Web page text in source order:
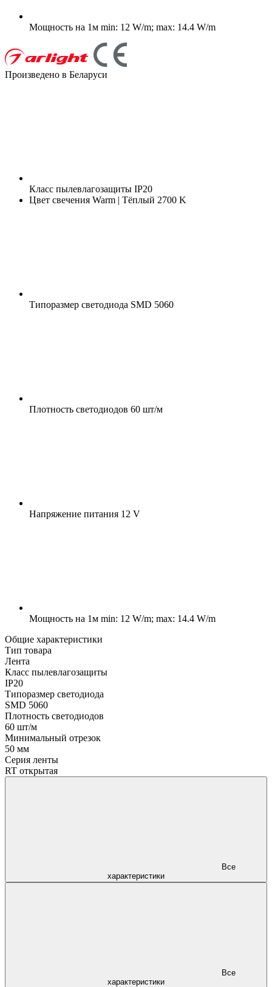
Мощность на 1м min: 12 W/m; max: 14.4 W/m
Произведено в Беларуси
Класс пылевлагозащиты IP20
Цвет свечения Warm | Тёплый 2700 K
Типоразмер светодиода SMD 5060
Плотность светодиодов 60 шт/м
Напряжение питания 12 V
Мощность на 1м min: 12 W/m; max: 14.4 W/m
Общие характеристики
Тип товара
Лента
Класс пылевлагозащиты
IP20
Типоразмер светодиода
SMD 5060
Плотность светодиодов
60 шт/м
Минимальный отрезок
50 мм
Серия ленты
RT открытая
характеристики
характеристики